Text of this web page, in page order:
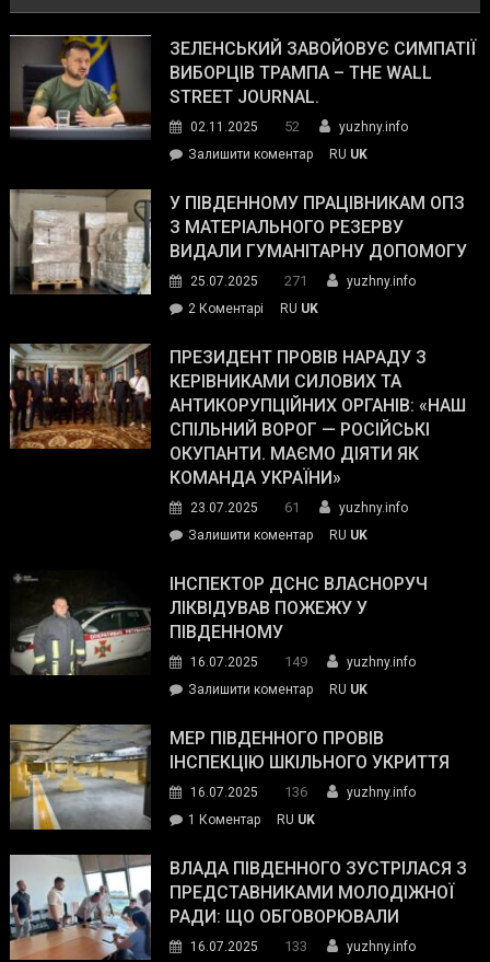
ЗЕЛЕНСЬКИЙ ЗАВОЙОВУЄ СИМПАТІЇ
ВИБОРЦІВ ТРАМПА – THE WALL
STREET JOURNAL.
02.11.2025 52
yuzhny.info
Залишити коментарon
завойовує
симпатії
виборців
The
Street
Journal.
RU UK
У ПІВДЕННОМУ ПРАЦІВНИКАМ ОПЗ
З МАТЕРІАЛЬНОГО РЕЗЕРВУ
ВИДАЛИ ГУМАНІТАРНУ ДОПОМОГУ
25.07.2025 271
yuzhny.info
2 Коментарі
Південному
працівникам
ОПЗ
з
матеріального
резерву
гуманітарну
допомогу
RU UK
ПРЕЗИДЕНТ ПРОВІВ НАРАДУ З
КЕРІВНИКАМИ СИЛОВИХ ТА
АНТИКОРУПЦІЙНИХ ОРГАНІВ: «НАШ
СПІЛЬНИЙ ВОРОГ — РОСІЙСЬКІ
ОКУПАНТИ. МАЄМО ДІЯТИ ЯК
КОМАНДА УКРАЇНИ»
23.07.2025 61
yuzhny.info
Залишити коментарon
провів
нараду
силових
та
органів:
«Наш
спільний
окупанти.
Маємо
діяти
RU UK
ІНСПЕКТОР ДСНС ВЛАСНОРУЧ
ЛІКВІДУВАВ ПОЖЕЖУ У
ПІВДЕННОМУ
16.07.2025 149
yuzhny.info
Залишити коментарon
ДСНС
власноруч
пожежу
у
RU UK
МЕР ПІВДЕННОГО ПРОВІВ
ІНСПЕКЦІЮ ШКІЛЬНОГО УКРИТТЯ
16.07.2025 136
yuzhny.info
1 Коментардо
Південного
провів
інспекцію
укриття
RU UK
ВЛАДА ПІВДЕННОГО ЗУСТРІЛАСЯ З
ПРЕДСТАВНИКАМИ МОЛОДІЖНОЇ
РАДИ: ЩО ОБГОВОРЮВАЛИ
16.07.2025 133 yuzhny.info